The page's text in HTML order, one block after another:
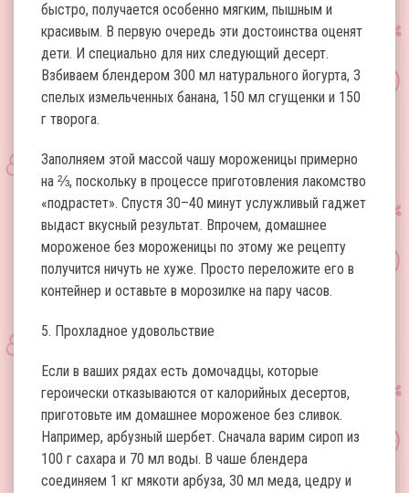
быстро, получается особенно мягким, пышным и
красивым. В первую очередь эти достоинства оценят
дети. И специально для них следующий десерт.
Взбиваем блендером 300 мл натурального йогурта, 3
спелых измельченных банана, 150 мл сгущенки и 150
г творога.
Заполняем этой массой чашу мороженицы примерно
на ⅔, поскольку в процессе приготовления лакомство
«подрастет». Спустя 30–40 минут услужливый гаджет
выдаст вкусный результат. Впрочем, домашнее
мороженое без мороженицы по этому же рецепту
получится ничуть не хуже. Просто переложите его в
контейнер и оставьте в морозилке на пару часов.
5. Прохладное удовольствие
Если в ваших рядах есть домочадцы, которые
героически отказываются от калорийных десертов,
приготовьте им домашнее мороженое без сливок.
Например, арбузный шербет. Сначала варим сироп из
100 г сахара и 70 мл воды. В чаше блендера
соединяем 1 кг мякоти арбуза, 30 мл меда, цедру и